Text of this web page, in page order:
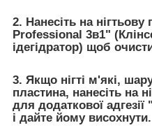
2. Нанесіть на нігтьову
Professional 3в1"
ідегідратор) щоб
3. Якщо нігті м'які,
пластина, нанесіть на
для додаткової
і дайте йому висохнути.